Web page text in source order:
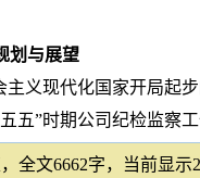
划与展望
主义现代化国家开局起
五”时期公司纪检监
全文6662字，当前显示